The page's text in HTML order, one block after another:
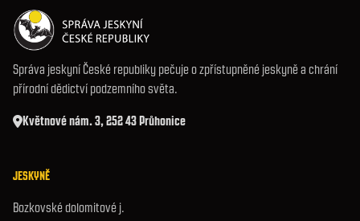
Správa jeskyní České republiky pečuje o zpřístupněné jeskyně a chrání
přírodní dědictví podzemního světa.
Květnové nám. 3, 252 43 Průhonice
JESKYNĚ
Bozkovské dolomitové j.